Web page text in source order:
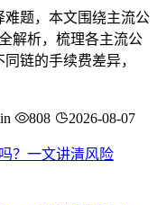
难题，本文围绕主流公
解析，梳理各主流公
链的手续费差异，
808 2026-08-07